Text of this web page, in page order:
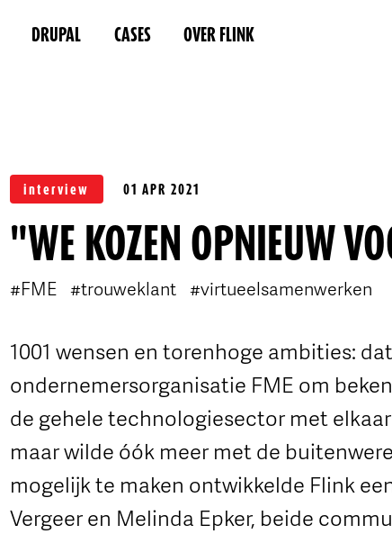
DRUPAL CASES OVER FLINK
interview 01 APR 2021
"WE KOZEN OPNIEUW
#FME #trouweklant #virtueelsamenwerken
1001 wensen en torenhoge ambities:
ondernemersorganisatie FME om
de gehele technologiesector met
maar wilde óók meer met de
mogelijk te maken ontwikkelde Flink
Vergeer en Melinda Epker, beide